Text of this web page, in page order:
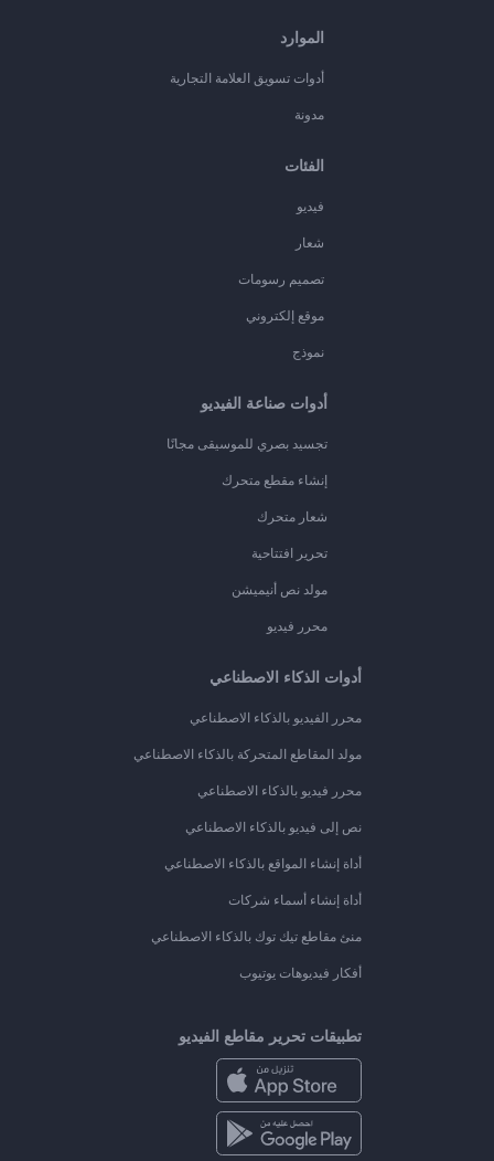
الموارد
أدوات تسويق العلامة التجارية
مدونة
الفئات
فيديو
شعار
تصميم رسومات
موقع إلكتروني
نموذج
أدوات صناعة الفيديو
تجسيد بصري للموسيقى مجانًا
إنشاء مقطع متحرك
شعار متحرك
تحرير افتتاحية
مولد نص أنيميشن
محرر فيديو
أدوات الذكاء الاصطناعي
محرر الفيديو بالذكاء الاصطناعي
مولد المقاطع المتحركة بالذكاء الاصطناعي
محرر فيديو بالذكاء الاصطناعي
نص إلى فيديو بالذكاء الاصطناعي
أداة إنشاء المواقع بالذكاء الاصطناعي
أداة إنشاء أسماء شركات
منئ مقاطع تيك توك بالذكاء الاصطناعي
أفكار فيديوهات يوتيوب
تطبيقات تحرير مقاطع الفيديو